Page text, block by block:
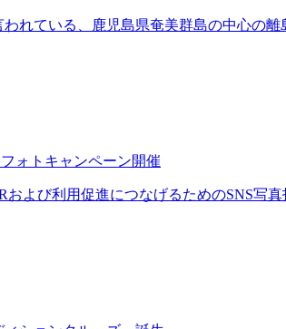
れている、鹿児島県奄美群島の中心の
ォトキャンペーン開催
よび利用促進につなげるためのSNS写